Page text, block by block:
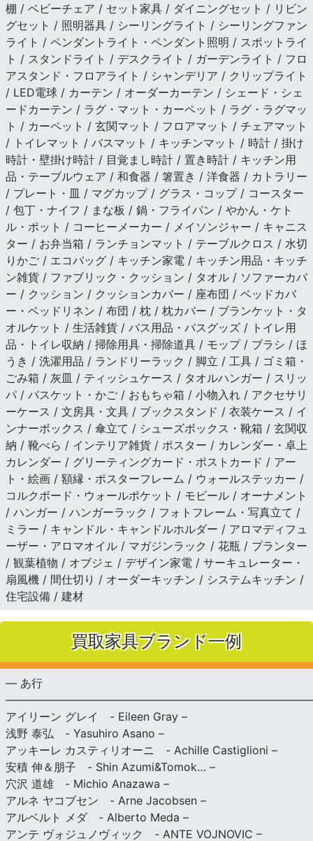
棚 / ベビーチェア / セット家具 / ダイニングセット / リビン
グセット / 照明器具 / シーリングライト / シーリングファン
ライト / ペンダントライト・ペンダント照明 / スポットライ
ト / スタンドライト / デスクライト / ガーデンライト / フロ
アスタンド・フロアライト / シャンデリア / クリップライト
/ LED電球 / カーテン / オーダーカーテン / シェード・シェ
ードカーテン / ラグ・マット・カーペット / ラグ・ラグマッ
ト / カーペット / 玄関マット / フロアマット / チェアマット
/ トイレマット / バスマット / キッチンマット / 時計 / 掛け
時計・壁掛け時計 / 目覚まし時計 / 置き時計 / キッチン用
品・テーブルウェア / 和食器 / 箸置き / 洋食器 / カトラリー
/ プレート・皿 / マグカップ / グラス・コップ / コースター
/ 包丁・ナイフ / まな板 / 鍋・フライパン / やかん・ケト
ル・ポット / コーヒーメーカー / メイソンジャー / キャニス
ター / お弁当箱 / ランチョンマット / テーブルクロス / 水切
りかご / エコバッグ / キッチン家電 / キッチン用品・キッチ
ン雑貨 / ファブリック・クッション / タオル / ソファーカバ
ー / クッション / クッションカバー / 座布団 / ベッドカバ
ー・ベッドリネン / 布団 / 枕 / 枕カバー / ブランケット・タ
オルケット / 生活雑貨 / バス用品・バスグッズ / トイレ用
品・トイレ収納 / 掃除用具・掃除道具 / モップ / ブラシ / ほ
うき / 洗濯用品 / ランドリーラック / 脚立 / 工具 / ゴミ箱・
ごみ箱 / 灰皿 / ティッシュケース / タオルハンガー / スリッ
パ / バスケット・かご / おもちゃ箱 / 小物入れ / アクセサリ
ーケース / 文房具・文具 / ブックスタンド / 衣装ケース / イ
ンナーボックス / 傘立て / シューズボックス・靴箱 / 玄関収
納 / 靴べら / インテリア雑貨 / ポスター / カレンダー・卓上
カレンダー / グリーティングカード・ポストカード / アー
ト・絵画 / 額縁・ポスターフレーム / ウォールステッカー /
コルクボード・ウォールポケット / モビール / オーナメント
/ ハンガー / ハンガーラック / フォトフレーム・写真立て /
ミラー / キャンドル・キャンドルホルダー / アロマディフュ
ーザー・アロマオイル / マガジンラック / 花瓶 / プランター
/ 観葉植物 / オブジェ / デザイン家電 / サーキュレーター・
扇風機 / 間仕切り / オーダーキッチン / システムキッチン /
住宅設備 / 建材
買取家具ブランド一例
— あ行
アイリーン グレイ - Eileen Gray –
浅野 泰弘 - Yasuhiro Asano –
アッキーレ カスティリオーニ - Achille Castiglioni –
安積 伸＆朋子 - Shin Azumi&Tomok… –
穴沢 道雄 - Michio Anazawa –
アルネ ヤコブセン - Arne Jacobsen –
アルベルト メダ - Alberto Meda –
アンテ ヴォジュノヴィック - ANTE VOJNOVIC –